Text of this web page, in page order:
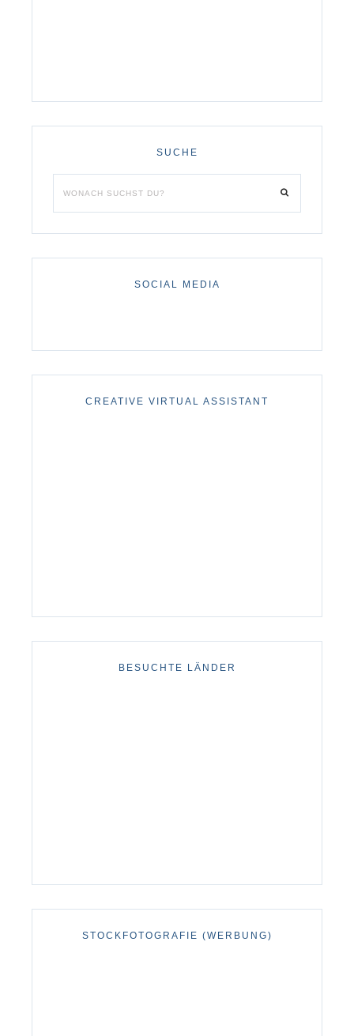
SUCHE
SOCIAL MEDIA
CREATIVE VIRTUAL ASSISTANT
BESUCHTE LÄNDER
STOCKFOTOGRAFIE (WERBUNG)